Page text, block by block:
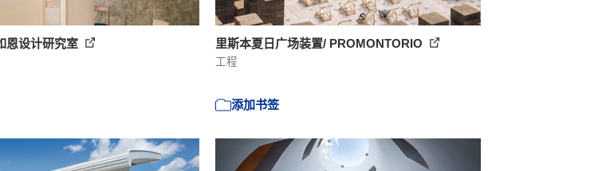
恩设计研究室 里斯本夏日广场装置/ PROMONTORIO
工程
添加书签